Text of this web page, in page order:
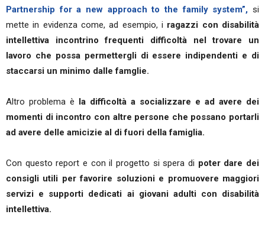
Partnership for a new approach to the family system”, si
mette in evidenza come, ad esempio, i ragazzi con disabilità
intellettiva incontrino frequenti difficoltà nel trovare un
lavoro che possa permettergli di essere indipendenti e di
staccarsi un minimo dalle famglie.
Altro problema è la difficoltà a socializzare e ad avere dei
momenti di incontro con altre persone che possano portarli
ad avere delle amicizie al di fuori della famiglia.
Con questo report e con il progetto si spera di poter dare dei
consigli utili per favorire soluzioni e promuovere maggiori
servizi e supporti dedicati ai giovani adulti con disabilità
intellettiva.